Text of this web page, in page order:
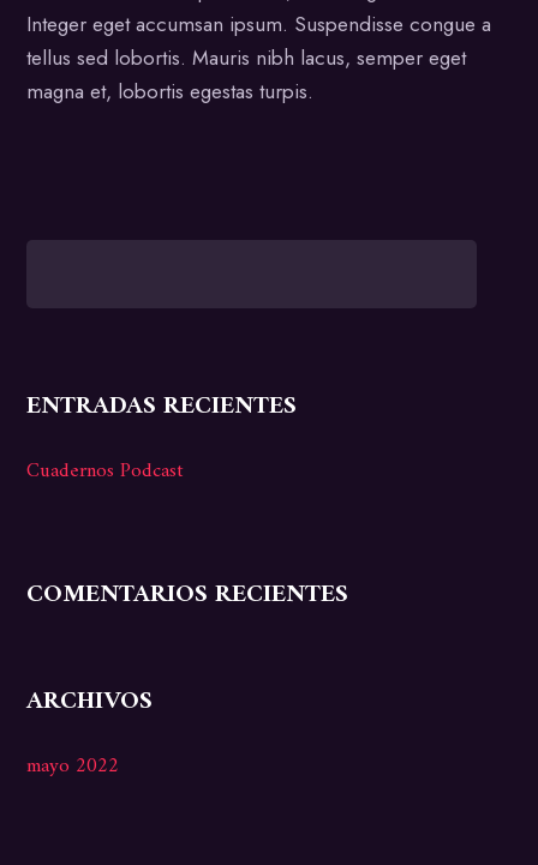
Integer eget accumsan ipsum. Suspendisse congue a
tellus sed lobortis. Mauris nibh lacus, semper eget
magna et, lobortis egestas turpis.
ENTRADAS RECIENTES
Cuadernos Podcast
COMENTARIOS RECIENTES
ARCHIVOS
mayo 2022